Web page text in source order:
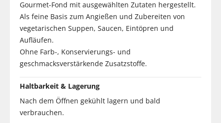
Gourmet-Fond mit ausgewählten Zutaten hergestellt.
Als feine Basis zum Angießen und Zubereiten von
vegetarischen Suppen, Saucen, Eintöpren und
Aufläufen.
Ohne Farb-, Konservierungs- und
geschmacksverstärkende Zusatzstoffe.
Haltbarkeit & Lagerung
Nach dem Öffnen gekühlt lagern und bald
verbrauchen.